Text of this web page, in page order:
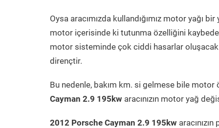
Oysa aracımızda kullandığımız motor yağı
motor içerisinde ki tutunma özelliğini
motor sisteminde çok ciddi hasarlar
dirençtir.
Bu nedenle, bakım km. si gelmese bile motor
Cayman 2.9 195kw aracınızın motor yağ
2012 Porsche Cayman 2.9 195kw